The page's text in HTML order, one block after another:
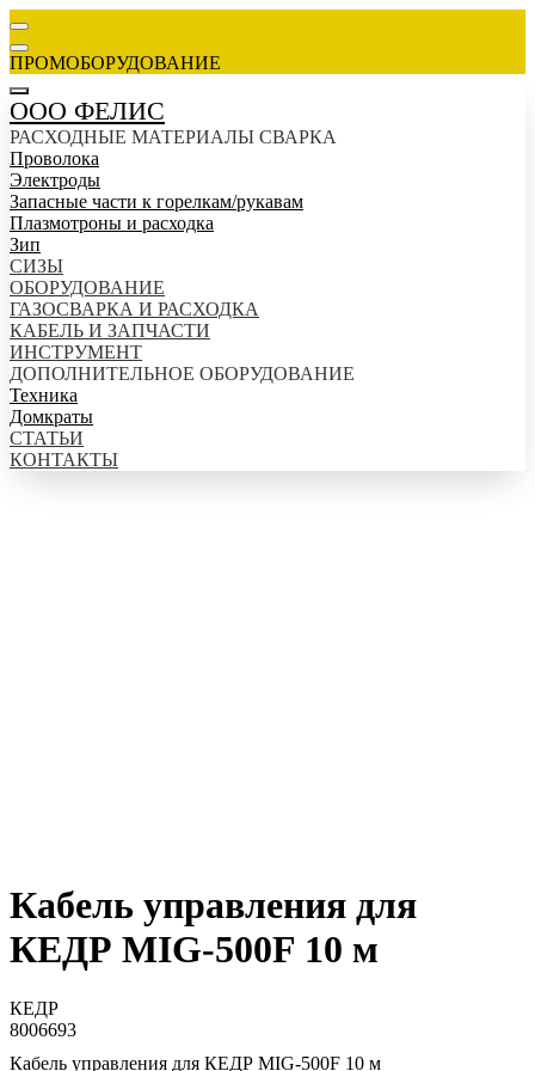
ПРОМОБОРУДОВАНИЕ
ООО ФЕЛИС
РАСХОДНЫЕ МАТЕРИАЛЫ СВАРКА
Проволока
Электроды
Запасные части к горелкам/рукавам
Плазмотроны и расходка
Зип
СИЗЫ
ОБОРУДОВАНИЕ
ГАЗОСВАРКА И РАСХОДКА
КАБЕЛЬ И ЗАПЧАСТИ
ИНСТРУМЕНТ
ДОПОЛНИТЕЛЬНОЕ ОБОРУДОВАНИЕ
Техника
Домкраты
СТАТЬИ
КОНТАКТЫ
Кабель управления для
КЕДР MIG-500F 10 м
КЕДР
8006693
Кабель управления для КЕДР MIG-500F 10 м